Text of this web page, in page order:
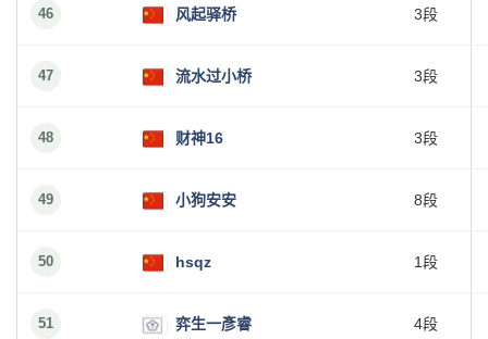
46 风起驿桥 3段
47 流水过小桥 3段
48 财神16 3段
49 小狗安安 8段
50 hsqz 1段
51 弈生一彥睿 4段